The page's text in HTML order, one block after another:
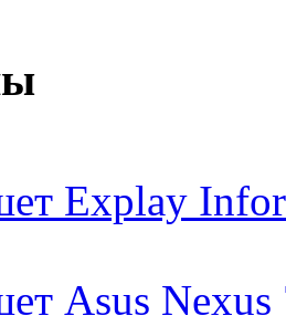
Explay
Asus Nexus